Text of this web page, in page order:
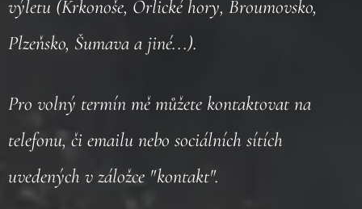
výletu (Krkonoše, Orlické hory, Broumovsko,
Plzeňsko, Šumava a jiné...).
Pro volný termín mě můžete kontaktovat na
telefonu, či emailu nebo sociálních sítích
uvedených v záložce "kontakt".